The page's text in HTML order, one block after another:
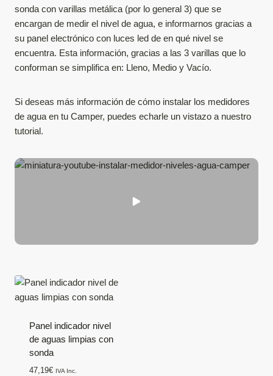
sonda con varillas metálica (por lo general 3) que se
encargan de medir el nivel de agua, e informarnos gracias a
su panel electrónico con luces led de en qué nivel se
encuentra. Esta información, gracias a las 3 varillas que lo
conforman se simplifica en: Lleno, Medio y Vacío.
Si deseas más información de cómo instalar los medidores
de agua en tu Camper, puedes echarle un vistazo a nuestro
tutorial.
Panel indicador nivel
de aguas limpias con
sonda
47,19€ IVA Inc.